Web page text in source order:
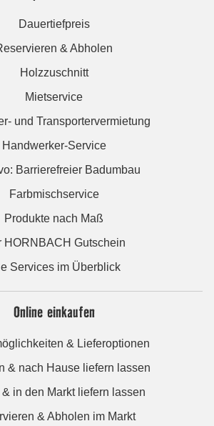
Dauertiefpreis
& Abholen
Holzzuschnitt
Mietservice
und Transportervermietung
Handwerker-Service
Barrierefreier Badumbau
Farbmischservice
Produkte nach Maß
HORNBACH Gutschein
Services im Überblick
Online einkaufen
& Lieferoptionen
& nach Hause liefern lassen
& in den Markt liefern lassen
& Abholen im Markt